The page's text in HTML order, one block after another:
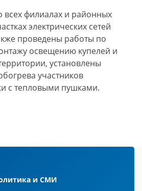
всех филиалах и районных
электрических сетей
проведены работы по
освещению купелей и
установлены
участников
с тепловыми пушками.
и СМИ